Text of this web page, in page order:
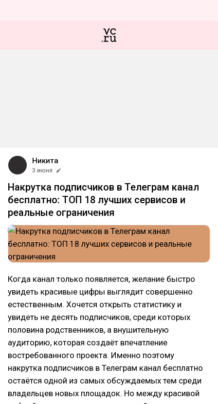
Никита
3 июня
Накрутка подписчиков в Телеграм канал
бесплатно: ТОП 18 лучших сервисов и
реальные ограничения
Когда канал только появляется, желание быстро
увидеть красивые цифры выглядит совершенно
естественным. Хочется открыть статистику и
увидеть не десять подписчиков, среди которых
половина родственников, а внушительную
аудиторию, которая создаёт впечатление
востребованного проекта. Именно поэтому
накрутка подписчиков в Телеграм канал бесплатно
остаётся одной из самых обсуждаемых тем среди
владельцев новых площадок. Но между красивой